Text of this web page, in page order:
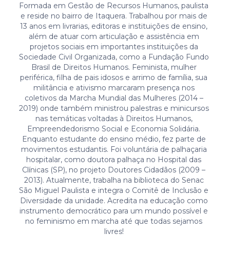
Formada em Gestão de Recursos Humanos, paulista
e reside no bairro de Itaquera. Trabalhou por mais de
13 anos em livrarias, editoras e instituições de ensino,
além de atuar com articulação e assistência em
projetos sociais em importantes instituições da
Sociedade Civil Organizada, como a Fundação Fundo
Brasil de Direitos Humanos. Feminista, mulher
periférica, filha de pais idosos e arrimo de família, sua
militância e ativismo marcaram presença nos
coletivos da Marcha Mundial das Mulheres (2014 –
2019) onde também ministrou palestras e minicursos
nas temáticas voltadas à Direitos Humanos,
Empreendedorismo Social e Economia Solidária.
Enquanto estudante do ensino médio, fez parte de
movimentos estudantis. Foi voluntária de palhaçaria
hospitalar, como doutora palhaça no Hospital das
Clínicas (SP), no projeto Doutores Cidadãos (2009 –
2013). Atualmente, trabalha na biblioteca do Senac
São Miguel Paulista e integra o Comitê de Inclusão e
Diversidade da unidade. Acredita na educação como
instrumento democrático para um mundo possível e
no feminismo em marcha até que todas sejamos
livres!